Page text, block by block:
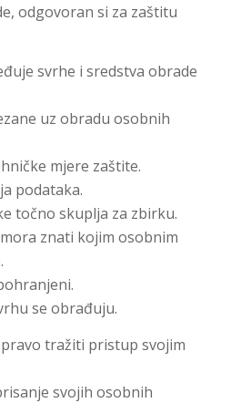
odgovoran si za zaštitu
svrhe i sredstva obrade
uz obradu osobnih
mjere zaštite.
podataka.
točno skuplja za zbirku.
znati kojim osobnim
se obrađuju.
tražiti pristup svojim
svojih osobnih